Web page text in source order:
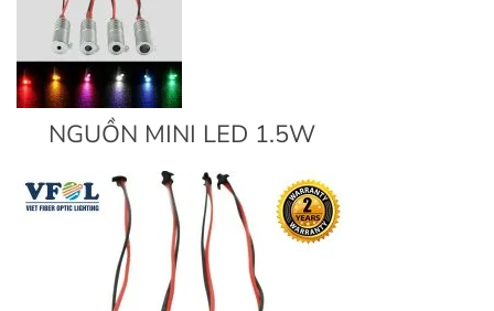
NGUỒN MINI LED 1.5W